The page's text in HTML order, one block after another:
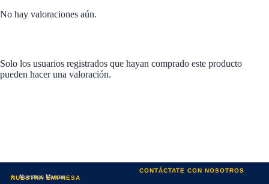
No hay valoraciones aún.
Solo los usuarios registrados que hayan comprado este producto
pueden hacer una valoración.
NUESTRA EMPRESA
Nuestras Marcas
CONTÁCTATE CON NOSOTROS